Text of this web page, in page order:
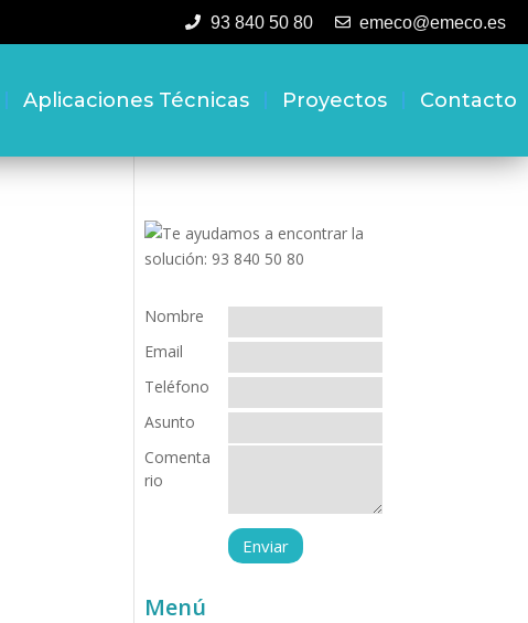
93 840 50 80 emeco@emeco.es
Aplicaciones Técnicas Proyectos Contacto
Nombre
Email
Teléfono
Asunto
Comenta
rio
Menú